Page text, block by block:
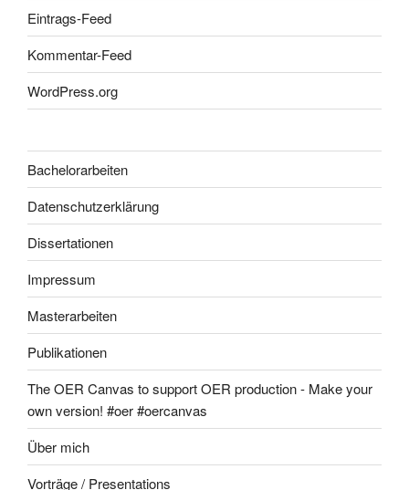
Eintrags-Feed
Kommentar-Feed
WordPress.org
Bachelorarbeiten
Datenschutzerklärung
Dissertationen
Impressum
Masterarbeiten
Publikationen
The OER Canvas to support OER production - Make your
own version! #oer #oercanvas
Über mich
Vorträge / Presentations